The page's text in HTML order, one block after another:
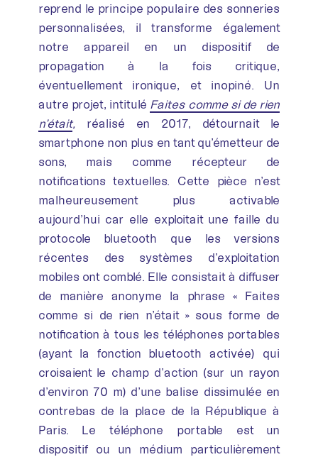
reprend le principe populaire des sonneries
personnalisées, il transforme également
notre appareil en un dispositif de
propagation à la fois critique,
éventuellement ironique, et inopiné. Un
autre projet, intitulé Faites comme si de rien
n’était, réalisé en 2017, détournait le
smartphone non plus en tant qu’émetteur de
sons, mais comme récepteur de
notifications textuelles. Cette pièce n’est
malheureusement plus activable
aujourd’hui car elle exploitait une faille du
protocole bluetooth que les versions
récentes des systèmes d’exploitation
mobiles ont comblé. Elle consistait à diffuser
de manière anonyme la phrase « Faites
comme si de rien n’était » sous forme de
notification à tous les téléphones portables
(ayant la fonction bluetooth activée) qui
croisaient le champ d’action (sur un rayon
d’environ 70 m) d’une balise dissimulée en
contrebas de la place de la République à
Paris. Le téléphone portable est un
dispositif ou un médium particulièrement